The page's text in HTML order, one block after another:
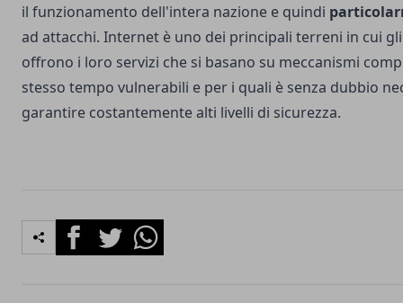
il funzionamento dell'intera nazione e quindi
ad attacchi. Internet è uno dei principali terreni in cui
offrono i loro servizi che si basano su meccanismi
stesso tempo vulnerabili e per i quali è senza dubbio
garantire costantemente alti livelli di sicurezza.
FacebookTwitterWhatsapp